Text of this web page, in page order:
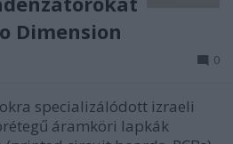
Dimension
0
specializálódott izraeli
áramköri lapkák